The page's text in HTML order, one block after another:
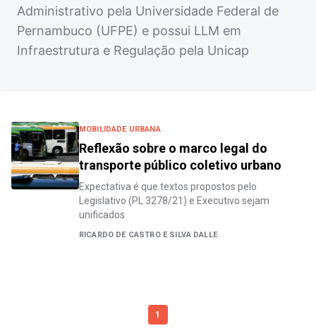
Administrativo pela Universidade Federal de
Pernambuco (UFPE) e possui LLM em
Infraestrutura e Regulação pela Unicap
MOBILIDADE URBANA
Reflexão sobre o marco legal do
transporte público coletivo urbano
Expectativa é que textos propostos pelo
Legislativo (PL 3278/21) e Executivo sejam
unificados
RICARDO DE CASTRO E SILVA DALLE
1